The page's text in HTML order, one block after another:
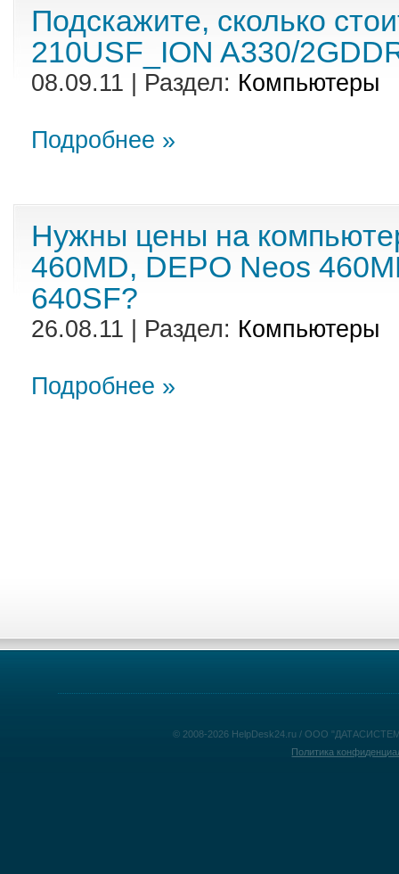
Подскажите, сколько
210USF_ION A330/
08.09.11 | Раздел: Компьютеры
Подробнее »
Нужны цены на
460MD, DEPO Neos
640SF?
26.08.11 | Раздел: Компьютеры
Подробнее »
© 2008-2026 HelpDesk24.ru / ООО
Политика